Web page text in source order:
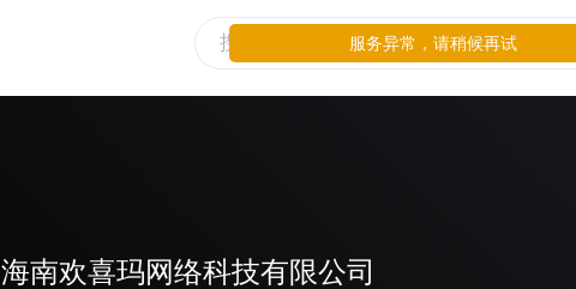
海南欢喜玛网络科技有限公司
服务异常，请稍候再试